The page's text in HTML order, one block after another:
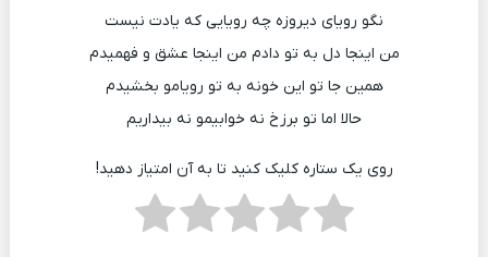
نگو رویای دیروزه چه رویایی که یادت نیست
من اینجا دل به تو دادم من اینجا عشق و فهمیدم
همین جا تو این خونه به تو رویامو بخشیدم
حالا اما تو برزخ نه خوابیمو نه بیداریم
روی یک ستاره کلیک کنید تا به آن امتیاز دهید!